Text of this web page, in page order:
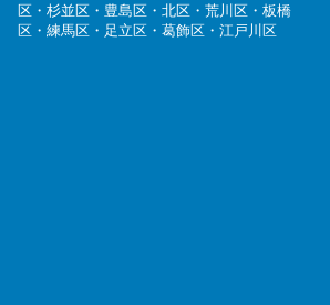
区 ・ 杉並区 ・ 豊島区 ・ 北区 ・ 荒川区 ・ 板橋
区 ・ 練馬区 ・ 足立区 ・ 葛飾区 ・ 江戸川区